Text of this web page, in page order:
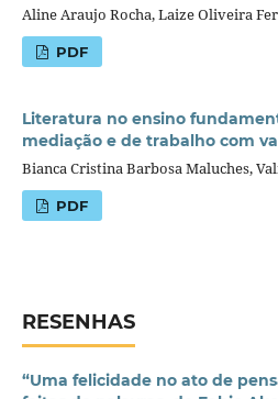
Aline Araujo Rocha, Laize Oliveira
PDF
Literatura no ensino
mediação e de trabalho com
Bianca Cristina Barbosa Maluches,
PDF
RESENHAS
“Uma felicidade no ato de